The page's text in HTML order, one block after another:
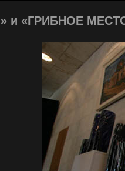
и «ГРИБНОЕ